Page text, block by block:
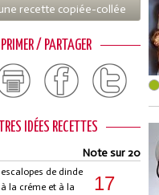
recette copiée-collée
/ PARTAGER
IDÉES RECETTES
Note sur 20
escalopes de dinde
à la créme et à la
17